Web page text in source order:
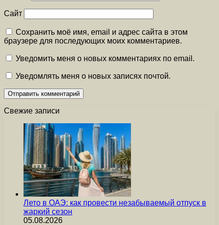
Сайт
Сохранить моё имя, email и адрес сайта в этом
браузере для последующих моих комментариев.
Уведомить меня о новых комментариях по email.
Уведомлять меня о новых записях почтой.
Свежие записи
Лето в ОАЭ: как провести незабываемый отпуск в
жаркий сезон
05.08.2026